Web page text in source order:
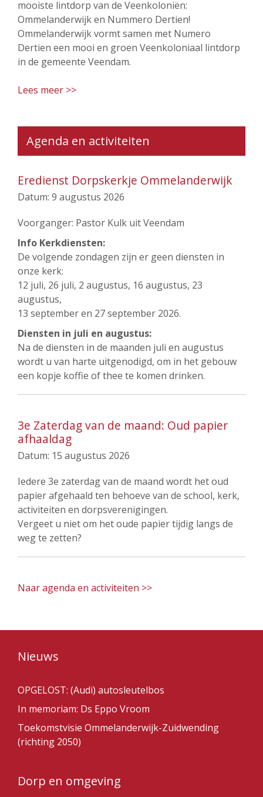
mooiste lintdorp van de Veenkoloniën:
Ommelanderwijk en Nummero Dertien!
Ommelanderwijk vormt samen met Numero
Dertien een mooi en groen Veenkoloniaal lintdorp
in de gemeente Veendam.
Lees meer >>
Agenda en activiteiten
Eredienst Dorpskerkje Ommelanderwijk
Datum: 9 augustus 2026
Voorganger: Pastor Kulk uit Veendam
Info Kerkdiensten:
De volgende zondagen zijn er geen diensten in
onze kerk:
12 juli, 26 juli, 2 augustus, 16 augustus, 23
augustus,
13 september en 27 september 2026.
Diensten in juli en augustus:
Na de diensten in de maanden juli en augustus
wordt u van harte uitgenodigd, om in het gebouw
een kopje koffie of thee te komen drinken.
3e Zaterdag van de maand: Oud papier
afhaaldag
Datum: 15 augustus 2026
Iedere 3e zaterdag van de maand wordt het oud
papier afgehaald ten behoeve van de school, kerk,
activiteiten en dorpsverenigingen.
Vergeet u niet om het oude papier tijdig langs de
weg te zetten?
Naar agenda en activiteiten >>
Nieuws
OPGELOST: (Audi) autosleutelbos
In memoriam: Ds Eppo Vroom
Toekomstvisie Ommelanderwijk-Zuidwending
(richting 2050)
Dorp en omgeving